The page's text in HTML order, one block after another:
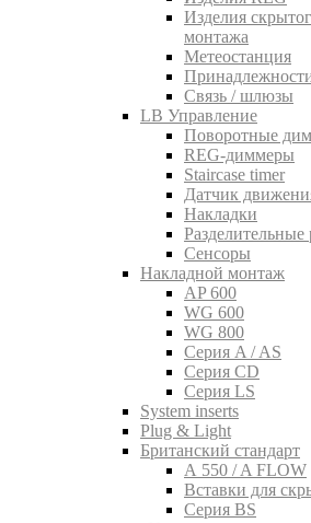
Изделия
монтажа
Метеостанция
Связь / шлюзы
LB Управление
Поворотные
REG-диммеры
Staircase timer
Датчик
Накладки
Разделительные
Сенсоры
Накладной монтаж
AP 600
WG 600
WG 800
Серия A / AS
Серия CD
Серия LS
System inserts
Plug & Light
Британский стандарт
A 550 / A FLOW
Вставки для
Серия BS